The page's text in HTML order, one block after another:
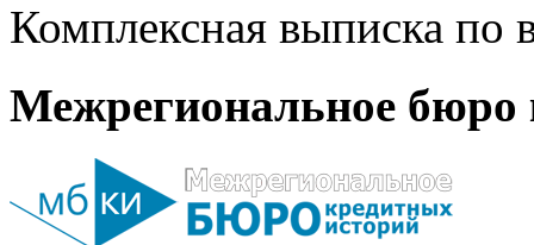
Комплексная выписка
Межрегиональное бюро